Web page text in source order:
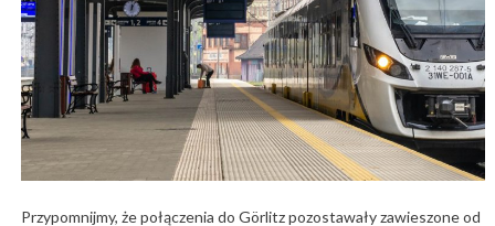
Przypomnijmy, że połączenia do Görlitz pozostawały zawieszone od